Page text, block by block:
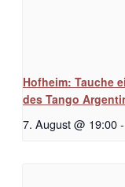
Hofheim: Tauche
des Tango
7. August @ 19:00-